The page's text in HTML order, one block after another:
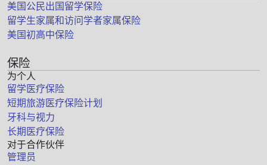
美国公民出国留学保险
留学生家属和访问学者家属保险
美国初高中保险
保险
为个人
留学医疗保险
短期旅游医疗保险计划
牙科与视力
长期医疗保险
对于合作伙伴
管理员